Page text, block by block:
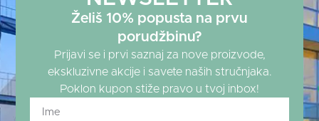
Želiš 10% popusta na prvu
porudžbinu?
Prijavi se i prvi saznaj za nove proizvode,
ekskluzivne akcije i savete naših stručnjaka.
Poklon kupon stiže pravo u tvoj inbox!